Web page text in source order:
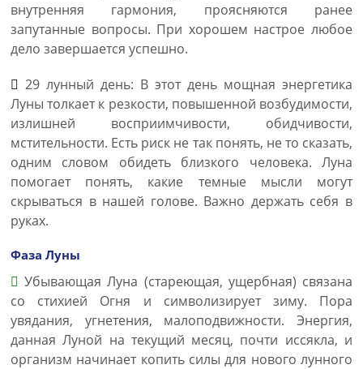
внутренняя гармония, проясняются ранее
запутанные вопросы. При хорошем настрое любое
дело завершается успешно.
29 лунный день: В этот день мощная энергетика
Луны толкает к резкости, повышенной возбудимости,
излишней восприимчивости, обидчивости,
мстительности. Есть риск не так понять, не то сказать,
одним словом обидеть близкого человека. Луна
помогает понять, какие темные мысли могут
скрываться в нашей голове. Важно держать себя в
руках.
Фаза Луны
Убывающая Луна (стареющая, ущербная) связана
со стихией Огня и символизирует зиму. Пора
увядания, угнетения, малоподвижности. Энергия,
данная Луной на текущий месяц, почти иссякла, и
организм начинает копить силы для нового лунного